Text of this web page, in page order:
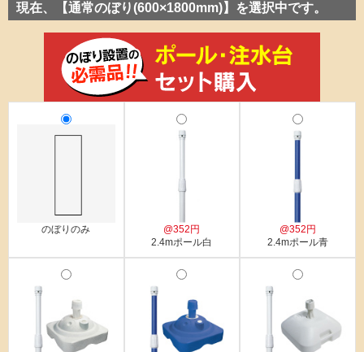
現在、【通常のぼり(600×1800mm)】を選択中です。
のぼりのみ
@352円
2.4mポール白
@352円
2.4mポール青